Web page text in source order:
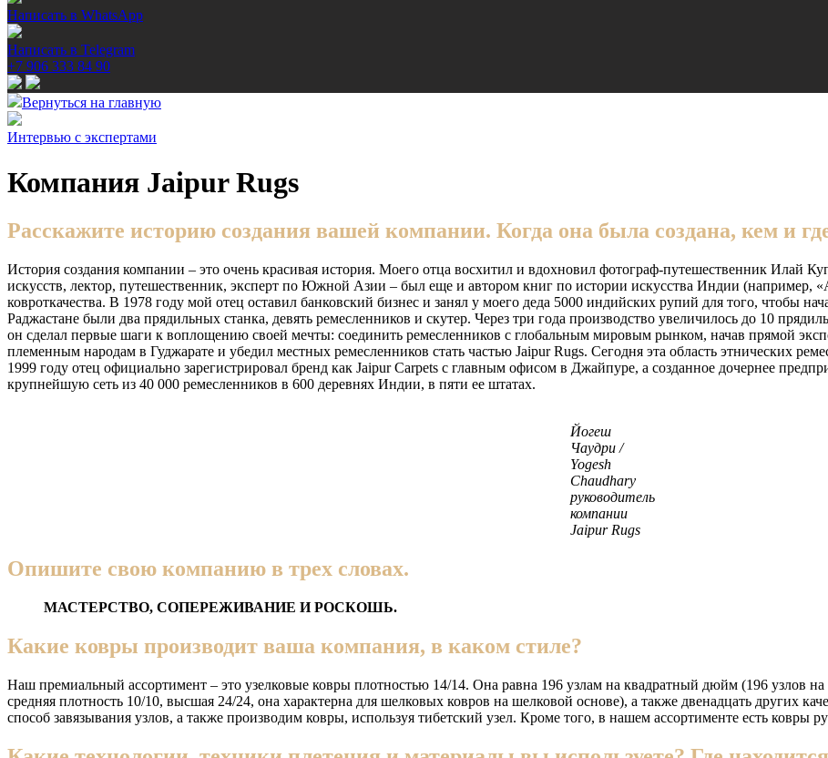
Написать в WhatsApp
Написать в Telegram
+7 906 333 84 90
Вернуться на главную
Интервью с экспертами
Компания Jaipur Rugs
Расскажите историю создания вашей компании. Когда она была создана, кем и
История создания компании – это очень красивая история. Моего отца восхитил и вдохновил фотограф-путешественник Илай
искусств, лектор, путешественник, эксперт по Южной Азии – был еще и автором книг по истории искусства Индии (например,
ковроткачества. В 1978 году мой отец оставил банковский бизнес и занял у моего деда 5000 индийских рупий для того, чтобы
Раджастане были два прядильных станка, девять ремесленников и скутер. Через три года производство увеличилось до 10
он сделал первые шаги к воплощению своей мечты: соединить ремесленников с глобальным мировым рынком, начав прямой
племенным народам в Гуджарате и убедил местных ремесленников стать частью Jaipur Rugs. Сегодня эта область этнических
1999 году отец официально зарегистрировал бренд как Jaipur Carpets с главным офисом в Джайпуре, а созданное дочернее
крупнейшую сеть из 40 000 ремесленников в 600 деревнях Индии, в пяти ее штатах.
Йогеш
Чаудри /
Yogesh
Chaudhary
руководитель
компании
Jaipur Rugs
Опишите свою компанию в трех словах.
МАСТЕРСТВО, СОПЕРЕЖИВАНИЕ И РОСКОШЬ.
Какие ковры производит ваша компания, в каком стиле?
Наш премиальный ассортимент – это узелковые ковры плотностью 14/14. Она равна 196 узлам на квадратный дюйм (196 узлов
средняя плотность 10/10, высшая 24/24, она характерна для шелковых ковров на шелковой основе), а также двенадцать других
способ завязывания узлов, а также производим ковры, используя тибетский узел. Кроме того, в нашем ассортименте есть ковры